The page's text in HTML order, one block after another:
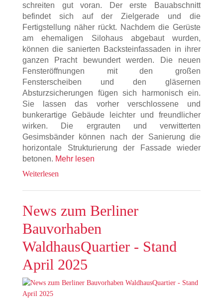
schreiten gut voran. Der erste Bauabschnitt
befindet sich auf der Zielgerade und die
Fertigstellung näher rückt. Nachdem die Gerüste
am ehemaligen Silohaus abgebaut wurden,
können die sanierten Backsteinfassaden in ihrer
ganzen Pracht bewundert werden. Die neuen
Fensteröffnungen mit den großen
Fensterscheiben und den gläsernen
Absturzsicherungen fügen sich harmonisch ein.
Sie lassen das vorher verschlossene und
bunkerartige Gebäude leichter und freundlicher
wirken. Die ergrauten und verwitterten
Gesimsbänder können nach der Sanierung die
horizontale Strukturierung der Fassade wieder
betonen. Mehr lesen
Weiterlesen
News zum Berliner
Bauvorhaben
WaldhausQuartier - Stand
April 2025